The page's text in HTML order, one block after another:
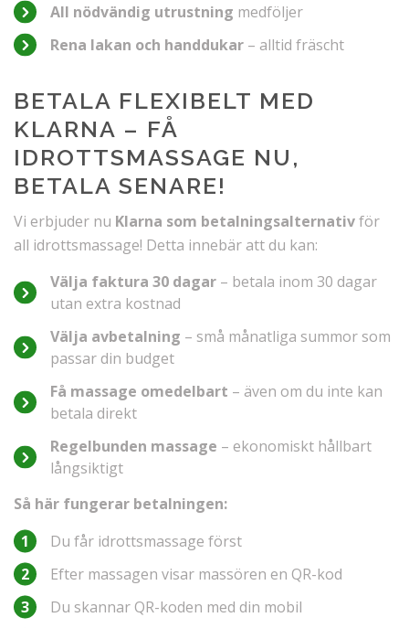
All nödvändig utrustning medföljer
Rena lakan och handdukar – alltid fräscht
BETALA FLEXIBELT MED
KLARNA – FÅ
IDROTTSMASSAGE NU,
BETALA SENARE!
Vi erbjuder nu Klarna som betalningsalternativför
all idrottsmassage! Detta innebär att du kan:
Välja faktura 30 dagar – betala inom 30 dagar
utan extra kostnad
Välja avbetalning – små månatliga summor som
passar din budget
Få massage omedelbart – även om du inte kan
betala direkt
Regelbunden massage – ekonomiskt hållbart
långsiktigt
Så här fungerar betalningen:
Du får idrottsmassage först
Efter massagen visar massören en QR-kod
Du skannar QR-koden med din mobil